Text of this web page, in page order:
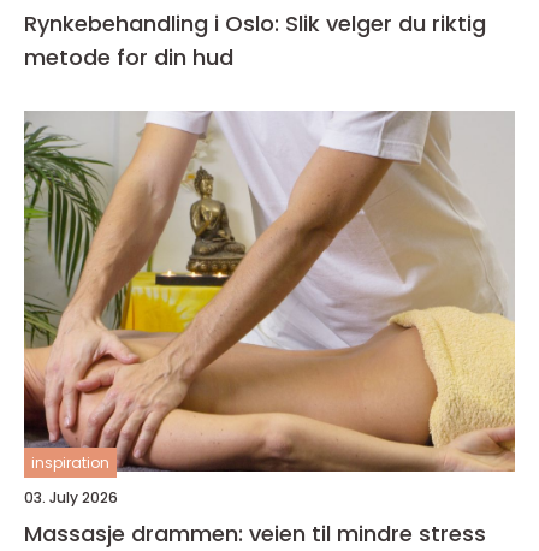
Rynkebehandling i Oslo: Slik velger du riktig
metode for din hud
inspiration
03. July 2026
Massasje drammen: veien til mindre stress